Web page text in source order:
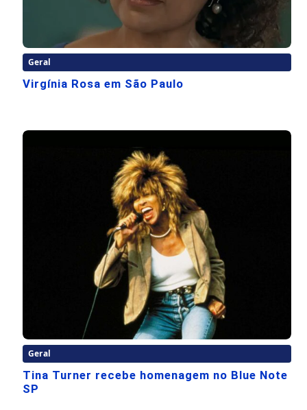
Geral
Virgínia Rosa em São Paulo
Geral
Tina Turner recebe homenagem no Blue Note
SP